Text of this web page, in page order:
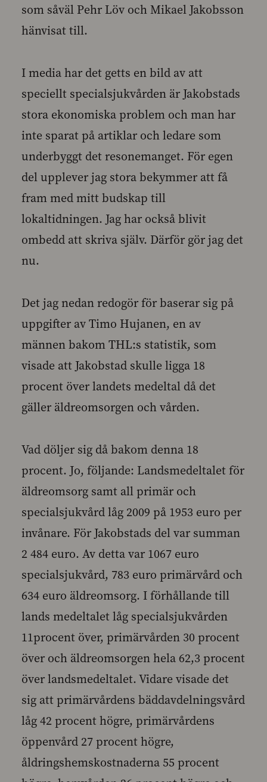
som såväl Pehr Löv och Mikael Jakobsson
hänvisat till.
I media har det getts en bild av att
speciellt specialsjukvården är Jakobstads
stora ekonomiska problem och man har
inte sparat på artiklar och ledare som
underbyggt det resonemanget. För egen
del upplever jag stora bekymmer att få
fram med mitt budskap till
lokaltidningen. Jag har också blivit
ombedd att skriva själv. Därför gör jag det
nu.
Det jag nedan redogör för baserar sig på
uppgifter av Timo Hujanen, en av
männen bakom THL:s statistik, som
visade att Jakobstad skulle ligga 18
procent över landets medeltal då det
gäller äldreomsorgen och vården.
Vad döljer sig då bakom denna 18
procent. Jo, följande: Landsmedeltalet för
äldreomsorg samt all primär och
specialsjukvård låg 2009 på 1953 euro per
invånare. För Jakobstads del var summan
2 484 euro. Av detta var 1067 euro
specialsjukvård, 783 euro primärvård och
634 euro äldreomsorg. I förhållande till
lands medeltalet låg specialsjukvården
11procent över, primärvården 30 procent
över och äldreomsorgen hela 62,3 procent
över landsmedeltalet. Vidare visade det
sig att primärvårdens bäddavdelningsvård
låg 42 procent högre, primärvårdens
öppenvård 27 procent högre,
åldringshemskostnaderna 55 procent